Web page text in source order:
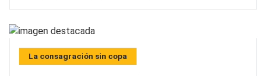
La consagración sin copa